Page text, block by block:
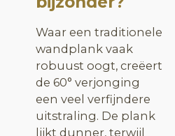
Waar een traditionele
wandplank vaak
robuust oogt, creëert
de 60° verjonging
een veel verfijndere
uitstraling. De plank
lijkt dunner, terwijl